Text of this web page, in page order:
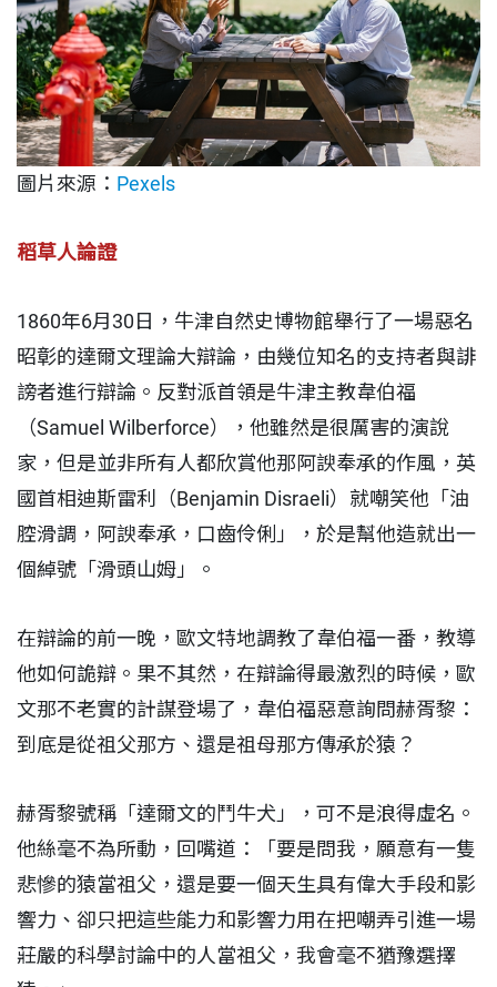
圖片來源： Pexels
稻草人論證
1860年6月30日，牛津自然史博物館舉行了一場惡名
昭彰的達爾文理論大辯論，由幾位知名的支持者與誹
謗者進行辯論。反對派首領是牛津主教韋伯福
（Samuel Wilberforce），他雖然是很厲害的演說
家，但是並非所有人都欣賞他那阿諛奉承的作風，英
國首相迪斯雷利（Benjamin Disraeli）就嘲笑他「油
腔滑調，阿諛奉承，口齒伶俐」，於是幫他造就出一
個綽號「滑頭山姆」。
在辯論的前一晚，歐文特地調教了韋伯福一番，教導
他如何詭辯。果不其然，在辯論得最激烈的時候，歐
文那不老實的計謀登場了，韋伯福惡意詢問赫胥黎：
到底是從祖父那方、還是祖母那方傳承於猿？
赫胥黎號稱「達爾文的鬥牛犬」，可不是浪得虛名。
他絲毫不為所動，回嘴道：「要是問我，願意有一隻
悲慘的猿當祖父，還是要一個天生具有偉大手段和影
響力、卻只把這些能力和影響力用在把嘲弄引進一場
莊嚴的科學討論中的人當祖父，我會毫不猶豫選擇